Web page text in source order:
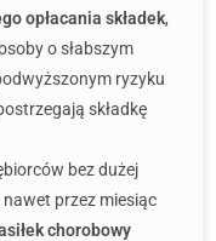
opłacania składek,
o słabszym
ryzyku
składkę
bez dużej
przez miesiąc
chorobowy